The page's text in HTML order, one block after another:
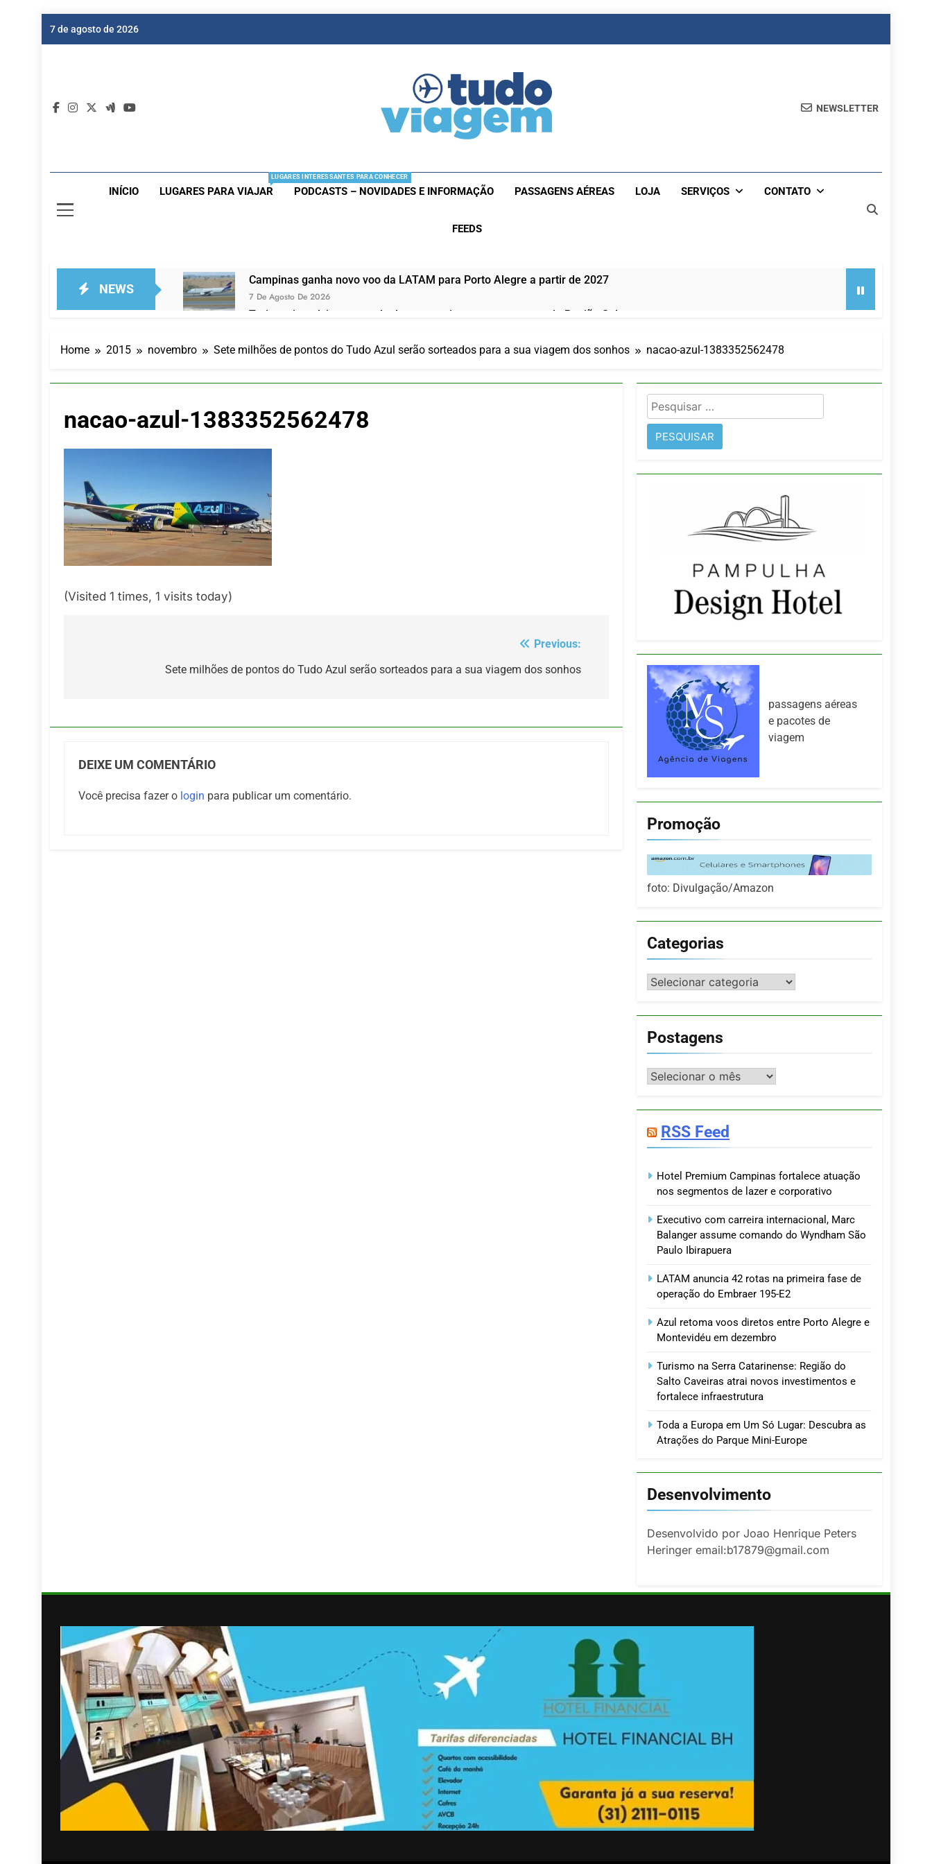
7 de agosto de 2026
NEWSLETTER
INÍCIO LUGARES PARA VIAJAR
LUGARES INTERESSANTES PARA CONHECER
PODCASTS – NOVIDADES E INFORMAÇÃO PASSAGENS AÉREAS LOJA SERVIÇOS CONTATO
FEEDS
NEWS
Campinas ganha novo voo da LATAM para Porto Alegre a partir de 2027
7 De Agosto De 2026
Turismo impulsiona recorde de passageiros nos aeroportos da Região Sul
Hotel Premium Campinas fortalece atuação nos segmentos de lazer e corporativo
Executivo com carreira internacional, Marc Balanger assume comando do Wyndham São Paulo Ibirapuera
LATAM anuncia 42 rotas na primeira fase de operação do Embraer 195-E2
Azul retoma voos diretos entre Porto Alegre e Montevidéu em dezembro
Home 2015 novembro Sete milhões de pontos do Tudo Azul serão sorteados para a sua viagem dos sonhos nacao-azul-1383352562478
nacao-azul-1383352562478
(Visited 1 times, 1 visits today)
Previous:
Sete milhões de pontos do Tudo Azul serão sorteados para a sua viagem dos sonhos
DEIXE UM COMENTÁRIO
Você precisa fazer o login para publicar um comentário.
Pesquisar
por:
passagens aéreas
e pacotes de
viagem
Promoção
foto: Divulgação/Amazon
Categorias
Categorias
Postagens
Postagens
RSS Feed
Hotel Premium Campinas fortalece atuação
nos segmentos de lazer e corporativo
Executivo com carreira internacional, Marc
Balanger assume comando do Wyndham São
Paulo Ibirapuera
LATAM anuncia 42 rotas na primeira fase de
operação do Embraer 195-E2
Azul retoma voos diretos entre Porto Alegre e
Montevidéu em dezembro
Turismo na Serra Catarinense: Região do
Salto Caveiras atrai novos investimentos e
fortalece infraestrutura
Toda a Europa em Um Só Lugar: Descubra as
Atrações do Parque Mini-Europe
Desenvolvimento
Desenvolvido por Joao Henrique Peters
Heringer email:b17879@gmail.com